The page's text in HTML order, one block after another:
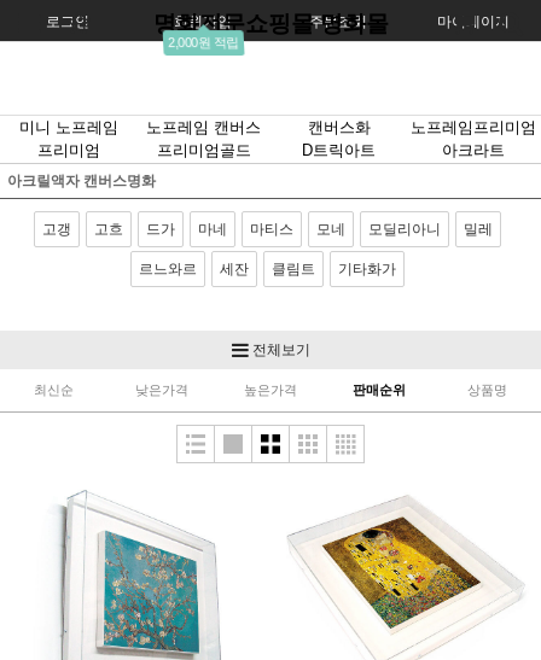
로그인 회원가입
2,000원 적립
주문조회 마이페이지
명화전문쇼핑몰 명화몰
미니 노프레임 노프레임 캔버스 캔버스화
노프레임프리미엄
프리미엄
프리미엄골드 D트릭아트 아크라트
아크릴액자 캔버스명화
고갱 고흐 드가 마네 마티스 모네 모딜리아니 밀레
르느와르 세잔 클림트 기타화가
전체보기
최신순 낮은가격 높은가격 판매순위 상품명